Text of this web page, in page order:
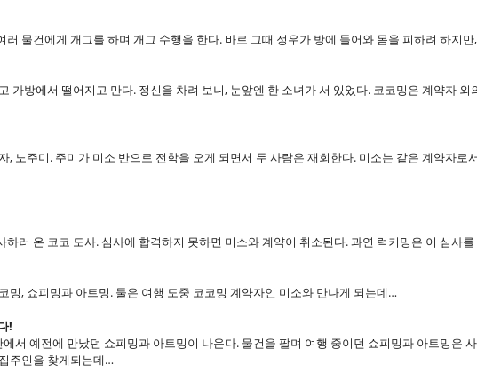
물건에게 개그를 하며 개그 수행을 한다. 바로 그때 정우가 방에 들어와 몸을 피하려 하지
가방에서 떨어지고 만다. 정신을 차려 보니, 눈앞엔 한 소녀가 서 있었다. 코코밍은 계약자
, 노주미. 주미가 미소 반으로 전학을 오게 되면서 두 사람은 재회한다. 미소는 같은 계약자
러 온 코코 도사. 심사에 합격하지 못하면 미소와 계약이 취소된다. 과연 럭키밍은 이 심사
밍, 쇼피밍과 아트밍. 둘은 여행 도중 코코밍 계약자인 미소와 만나게 되는데…
!
서 예전에 만났던 쇼피밍과 아트밍이 나온다. 물건을 팔며 여행 중이던 쇼피밍과 아트밍은
주인을 찾게되는데…